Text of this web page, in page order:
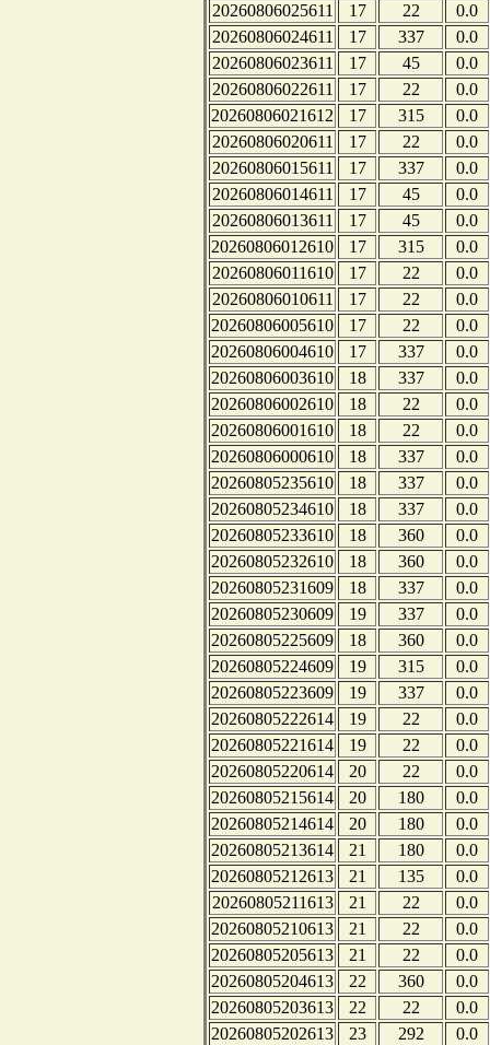
20260806025611
17 22
0.0
20260806024611
17 337
0.0
20260806023611
17 45
0.0
20260806022611
17 22
0.0
20260806021612
17 315
0.0
20260806020611
17 22
0.0
20260806015611
17 337
0.0
20260806014611
17 45
0.0
20260806013611
17 45
0.0
20260806012610
17 315
0.0
20260806011610
17 22
0.0
20260806010611
17 22
0.0
20260806005610
17 22
0.0
20260806004610
17 337
0.0
20260806003610
18 337
0.0
20260806002610
18 22
0.0
20260806001610
18 22
0.0
20260806000610
18 337
0.0
20260805235610
18 337
0.0
20260805234610
18 337
0.0
20260805233610
18 360
0.0
20260805232610
18 360
0.0
20260805231609
18 337
0.0
20260805230609
19 337
0.0
20260805225609
18 360
0.0
20260805224609
19 315
0.0
20260805223609
19 337
0.0
20260805222614
19 22
0.0
20260805221614
19 22
0.0
20260805220614
20 22
0.0
20260805215614
20 180
0.0
20260805214614
20 180
0.0
20260805213614
21 180
0.0
20260805212613
21 135
0.0
20260805211613
21 22
0.0
20260805210613
21 22
0.0
20260805205613
21 22
0.0
20260805204613
22 360
0.0
20260805203613
22 22
0.0
20260805202613
23 292 0.0